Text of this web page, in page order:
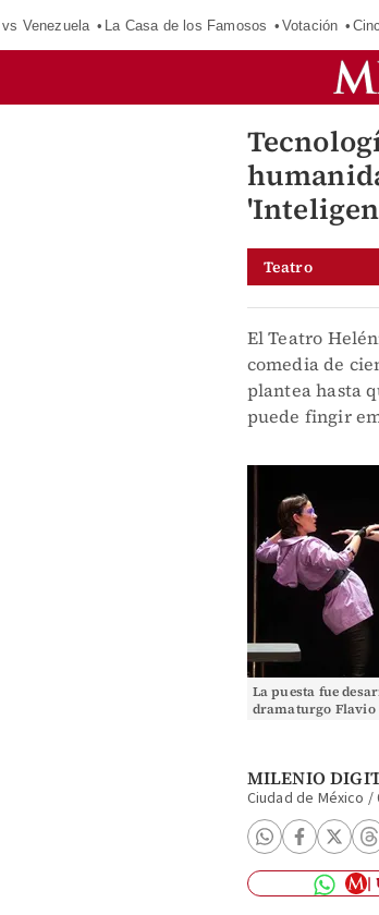
Venezuela La Casa de los Famosos Votación
Teatro
El Teatro
comedia de
plantea hasta
puede fingir
La puesta fue
dramaturgo Flavio
MILENIO
Ciudad de México /